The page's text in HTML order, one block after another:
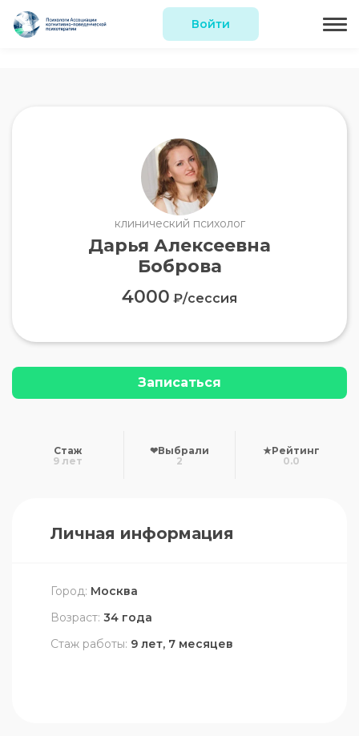
Войти
клинический психолог
Дарья Алексеевна
Боброва
4000 ₽/сессия
Записаться
Стаж
9 лет
❤Выбрали
2
★Рейтинг
0.0
Личная информация
Город: Москва
Возраст: 34 года
Стаж работы: 9 лет, 7 месяцев